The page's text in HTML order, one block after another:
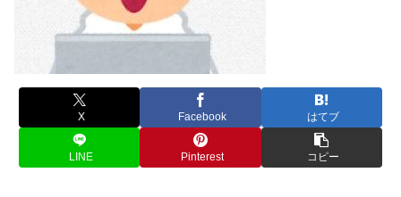
X Facebook はてブ
LINE Pinterest コピー